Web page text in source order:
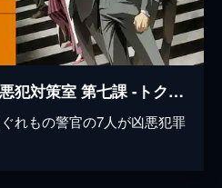
警視庁 特務部 特殊凶悪犯対策室 第七課 -トクナナ-
れもの警官の7人が凶悪犯罪